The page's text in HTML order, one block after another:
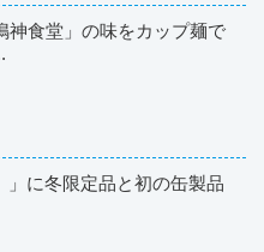
神食堂」の味をカップ麺で
」に冬限定品と初の缶製品